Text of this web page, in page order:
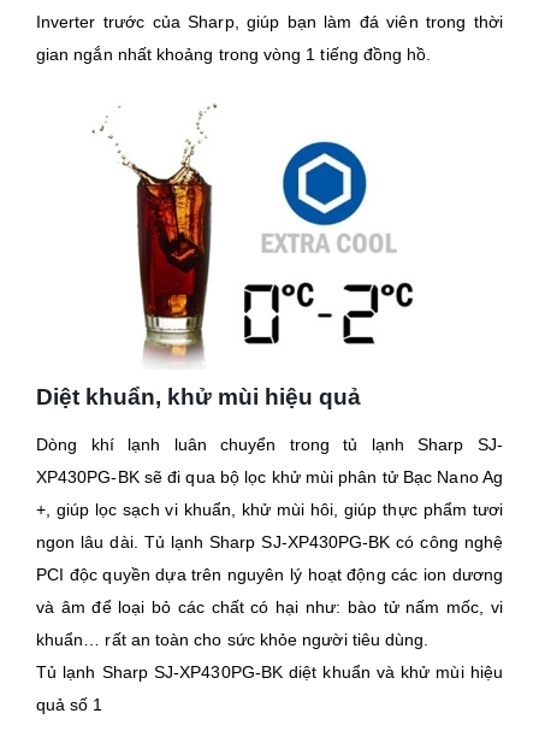
Inverter trước của Sharp, giúp bạn làm đá viên trong thời
gian ngắn nhất khoảng trong vòng 1 tiếng đồng hồ.
Diệt khuẩn, khử mùi hiệu quả
Dòng khí lạnh luân chuyển trong tủ lạnh Sharp SJ-
XP430PG-BK sẽ đi qua bộ lọc khử mùi phân tử Bạc Nano Ag
+, giúp lọc sạch vi khuẩn, khử mùi hôi, giúp thực phẩm tươi
ngon lâu dài. Tủ lạnh Sharp SJ-XP430PG-BK có công nghệ
PCI độc quyền dựa trên nguyên lý hoạt động các ion dương
và âm để loại bỏ các chất có hại như: bào tử nấm mốc, vi
khuẩn… rất an toàn cho sức khỏe người tiêu dùng.
Tủ lạnh Sharp SJ-XP430PG-BK diệt khuẩn và khử mùi hiệu
quả số 1